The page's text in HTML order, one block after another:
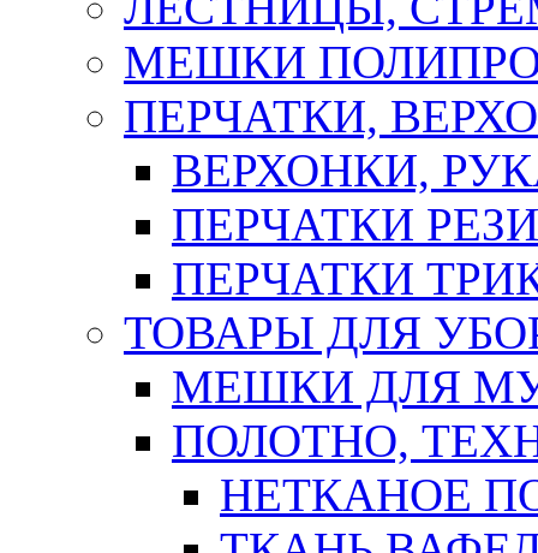
МЕШКИ
ПЕРЧАТКИ,
ВЕРХОНКИ,
ПЕРЧАТКИ
ПЕРЧАТКИ
ТОВАРЫ ДЛЯ
МЕШКИ ДЛЯ
ПОЛОТНО,
НЕТКАНОЕ